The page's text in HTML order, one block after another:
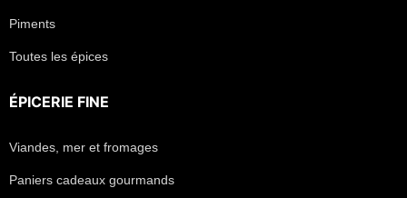
Piments
Toutes les épices
ÉPICERIE FINE
Viandes, mer et fromages
Paniers cadeaux gourmands